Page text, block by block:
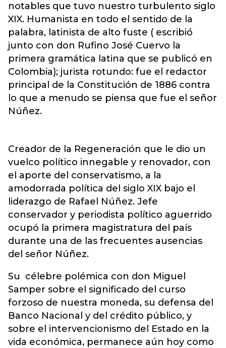
notables que tuvo nuestro turbulento siglo
XIX. Humanista en todo el sentido de la
palabra, latinista de alto fuste ( escribió
junto con don Rufino José Cuervo la
primera gramática latina que se publicó en
Colombia); jurista rotundo: fue el redactor
principal de la Constitución de 1886 contra
lo que a menudo se piensa que fue el señor
Núñez.
Creador de la Regeneración que le dio un
vuelco político innegable y renovador, con
el aporte del conservatismo, a la
amodorrada política del siglo XIX bajo el
liderazgo de Rafael Núñez. Jefe
conservador y periodista político aguerrido
ocupó la primera magistratura del país
durante una de las frecuentes ausencias
del señor Núñez.
Su célebre polémica con don Miguel
Samper sobre el significado del curso
forzoso de nuestra moneda, su defensa del
Banco Nacional y del crédito público, y
sobre el intervencionismo del Estado en la
vida económica, permanece aún hoy como